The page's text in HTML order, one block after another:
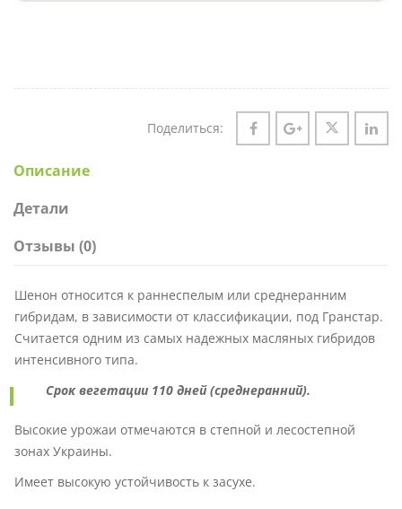
Поделиться:
Описание
Детали
Отзывы (0)
Шенон относится к раннеспелым или среднеранним
гибридам, в зависимости от классификации, под Гранстар.
Считается одним из самых надежных масляных гибридов
интенсивного типа.
Срок вегетации 110 дней (среднеранний).
Высокие урожаи отмечаются в степной и лесостепной
зонах Украины.
Имеет высокую устойчивость к засухе.